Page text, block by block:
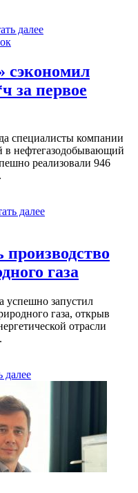
далее
сэкономил
за первое
специалисты компании
в нефтегазодобывающий
реализовали 946
далее
газа
успешно запустил
газа, открыв
отрасли
далее